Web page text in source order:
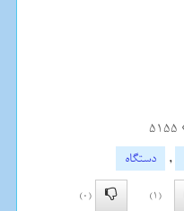
5155
,
دستگاه
(1)
(0)